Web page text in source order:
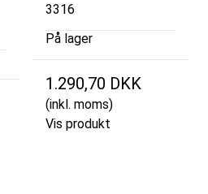
3316
På lager
1.290,70 DKK
(inkl. moms)
Vis produkt